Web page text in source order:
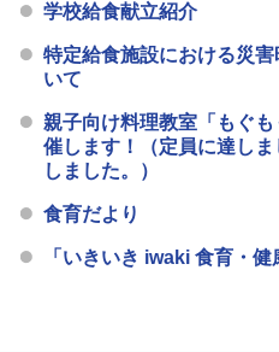
学校給食献立紹介
特定給食施設における災
いて
親子向け料理教室「もぐ
催します！（定員に達し
しました。）
食育だより
「いきいき iwaki 食育・健